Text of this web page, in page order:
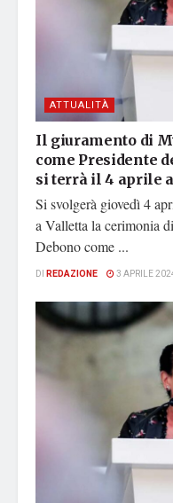
ATTUALITÀ
Il giuramento di
come Presidente
si terrà il 4 aprile
Si svolgerà giovedì 4
a Valletta la cerimonia
Debono come ...
DI REDAZIONE 3 APRILE